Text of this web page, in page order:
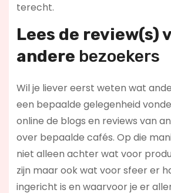
terecht.
Lees de review(s)
andere bezoekers
Wil je liever eerst weten wat
een bepaalde gelegenheid
online de blogs en reviews van
over bepaalde cafés. Op die
niet alleen achter wat voor
zijn maar ook wat voor sfeer er
ingericht is en waarvoor je er